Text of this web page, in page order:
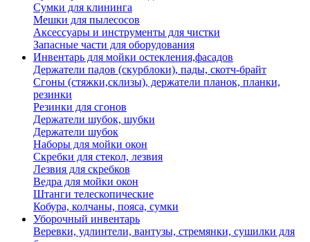
Сумки для клининга
Мешки для пылесосов
Аксессуары и инструменты для чистки
Запасные части для оборудования
Инвентарь для мойки остекления,фасадов
Держатели падов (скурблоки), пады, скотч-брайт
Сгоны (стяжки,склизы), держатели планок, планки,
резинки
Резинки для сгонов
Держатели шубок, шубки
Держатели шубок
Наборы для мойки окон
Скребки для стекол, лезвия
Лезвия для скребков
Ведра для мойки окон
Штанги телескопические
Кобура, колчаны, пояса, сумки
Уборочный инвентарь
Веревки, удлинтели, вантузы, стремянки, сушилки для